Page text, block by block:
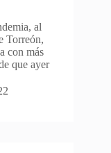
al
Torreón,
con más
que ayer